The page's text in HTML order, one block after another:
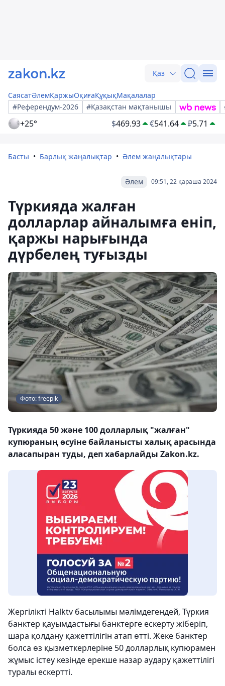
Қаз
СаясатӘлемҚаржыОқиғаҚұқықМақалалар
#Референдум-2026
#Қазақстан мақтанышы
+25° $469.93 €541.64 ₽5.71
Басты Барлық жаңалықтар Әлем жаңалықтары
09:51, 22 қараша 2024
Әлем
Түркияда жалған
долларлар айналымға еніп,
қаржы нарығында
дүрбелең туғызды
Фото: freepik
Түркияда 50 және 100 долларлық "жалған"
купюраның өсуіне байланысты халық арасында
аласапыран туды, деп хабарлайды Zakon.kz.
Жергілікті Halktv басылымы мәлімдегендей, Түркия
банктер қауымдастығы банктерге ескерту жіберіп,
шара қолдану қажеттілігін атап өтті. Жеке банктер
болса өз қызметкерлеріне 50 долларлық купюрамен
жұмыс істеу кезінде ерекше назар аудару қажеттілігі
туралы ескертті.